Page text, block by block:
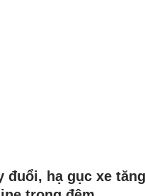
đuổi, hạ gục xe